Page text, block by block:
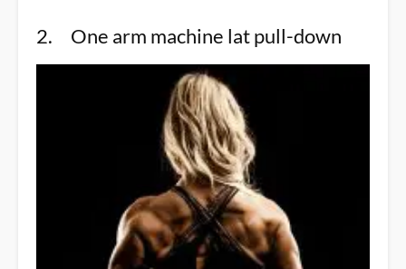
2. One arm machine lat pull-down